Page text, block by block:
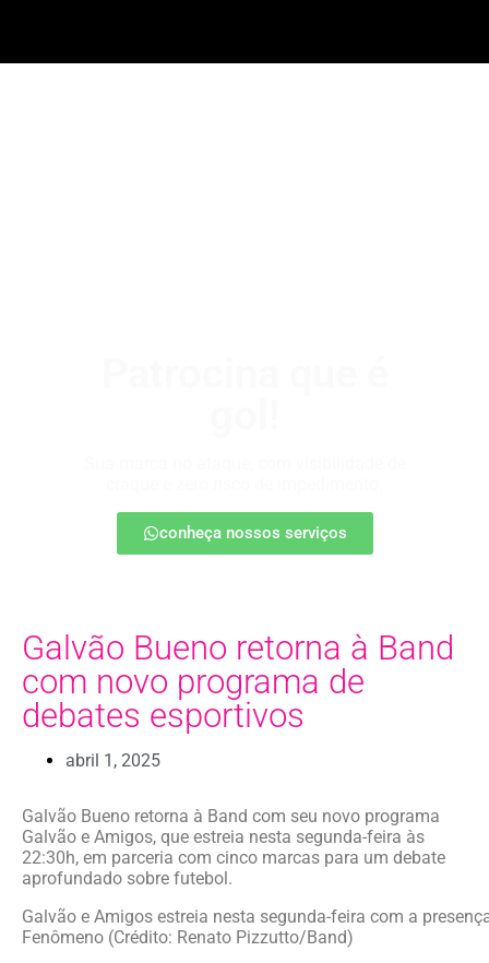
conheça nossos serviços
Galvão Bueno retorna à Band
com novo programa de
debates esportivos
abril 1, 2025
Galvão Bueno retorna à Band com seu novo programa
Galvão e Amigos, que estreia nesta segunda-feira às
22:30h, em parceria com cinco marcas para um debate
aprofundado sobre futebol.
Galvão e Amigos estreia nesta segunda-feira com a
Fenômeno (Crédito: Renato Pizzutto/Band)